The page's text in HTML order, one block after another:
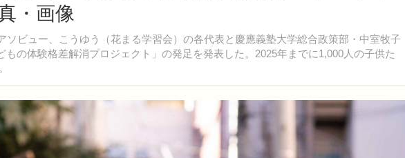
・画像
ビュー、こうゆう（花まる学習会）の各代表と慶應義塾大学総合政策部・中室牧子
もの体験格差解消プロジェクト」の発足を発表した。2025年までに1,000人の子供た